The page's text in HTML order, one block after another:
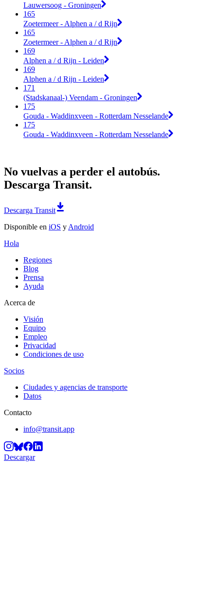
Lauwersoog - Groningen
165
Zoetermeer - Alphen a / d Rijn
165
Zoetermeer - Alphen a / d Rijn
169
Alphen a / d Rijn - Leiden
169
Alphen a / d Rijn - Leiden
171
(Stadskanaal-) Veendam - Groningen
175
Gouda - Waddinxveen - Rotterdam Nesselande
175
Gouda - Waddinxveen - Rotterdam Nesselande
No vuelvas a perder el autobús.
Descarga Transit.
Descarga Transit
Disponible en iOS y Android
Hola
Regiones
Blog
Prensa
Ayuda
Acerca de
Visión
Equipo
Empleo
Privacidad
Condiciones de uso
Socios
Ciudades y agencias de transporte
Datos
Contacto
info@transit.app
Descargar